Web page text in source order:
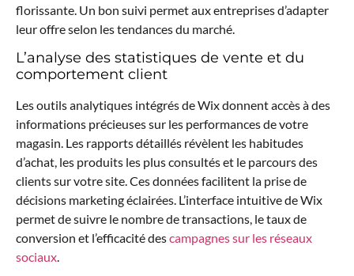
florissante. Un bon suivi permet aux entreprises d’adapter
leur offre selon les tendances du marché.
L’analyse des statistiques de vente et du
comportement client
Les outils analytiques intégrés de Wix donnent accès à des
informations précieuses sur les performances de votre
magasin. Les rapports détaillés révèlent les habitudes
d’achat, les produits les plus consultés et le parcours des
clients sur votre site. Ces données facilitent la prise de
décisions marketing éclairées. L’interface intuitive de Wix
permet de suivre le nombre de transactions, le taux de
conversion et l’efficacité descampagnes sur les réseaux
sociaux.